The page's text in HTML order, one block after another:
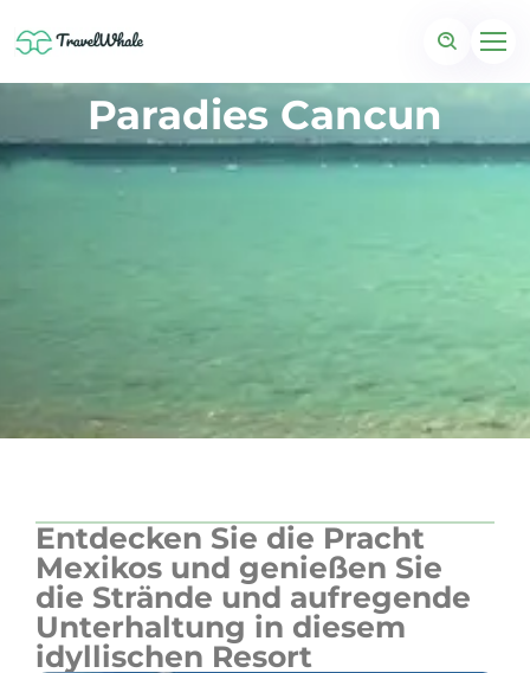
Paradies Cancun
Entdecken Sie die Pracht
Mexikos und genießen Sie
die Strände und aufregende
Unterhaltung in diesem
idyllischen Resort